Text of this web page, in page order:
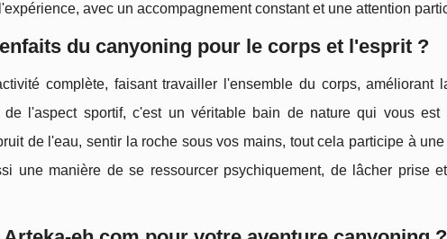
avec un accompagnement constant et une attention
du canyoning pour le corps et l'esprit ?
complète, faisant travailler l'ensemble du corps, améliorant
de l'aspect sportif, c'est un véritable bain de nature qui vous
de l'eau, sentir la roche sous vos mains, tout cela participe à
une manière de se ressourcer psychiquement, de lâcher prise